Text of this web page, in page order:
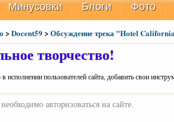
Минусовки Блоги Фото
>Docent59>Обсуждение трека "Hotel
творчество!
исполнении пользователей сайта, добавить свои
авторизоваться на сайте.